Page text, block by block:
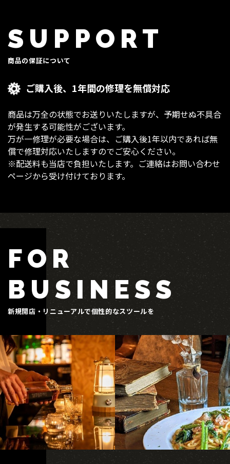
SUPPORT
商品の保証について
ご購入後、1年間の修理を無償対応
商品は万全の状態でお送りいたしますが、予期せぬ不具合
が発生する可能性がございます。
万が一修理が必要な場合は、ご購入後1年以内であれば無
償で修理対応いたしますのでご安心ください。
※配送料も当店で負担いたします。ご連絡はお問い合わせ
ページから受け付けております。
FOR
BUSINESS
新規開店・リニューアルで個性的なスツールを